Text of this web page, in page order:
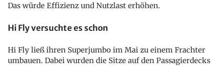
Das würde Effizienz und Nutzlast erhöhen.
Hi Fly versuchte es schon
Hi Fly ließ ihren Superjumbo im Mai zu einem Frachter
umbauen. Dabei wurden die Sitze auf den Passagierdecks